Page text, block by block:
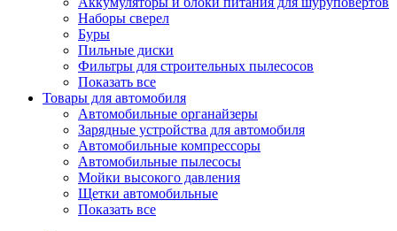
Наборы сверел
Буры
Пильные диски
Фильтры для строительных пылесосов
Показать все
Товары для автомобиля
Автомобильные органайзеры
Зарядные устройства для автомобиля
Автомобильные компрессоры
Автомобильные пылесосы
Мойки высокого давления
Щетки автомобильные
Показать все